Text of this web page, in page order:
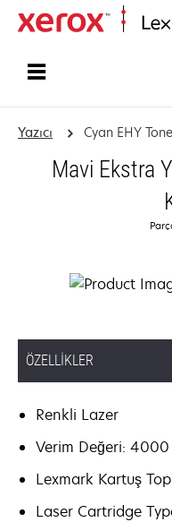
Yazıcı Cyan EHY
Mavi Ekstra
ÖZELLIKLER
Renkli Lazer
Verim Değeri: 4000
Lexmark Kartuş
Laser Cartridge